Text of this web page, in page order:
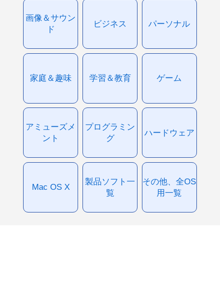
画像＆サウン
ド
ビジネス パーソナル
家庭＆趣味 学習＆教育 ゲーム
アミューズメ
ント
プログラミン
グ
ハードウェア
Mac OS X
製品ソフト一
覧
その他、全OS
用一覧